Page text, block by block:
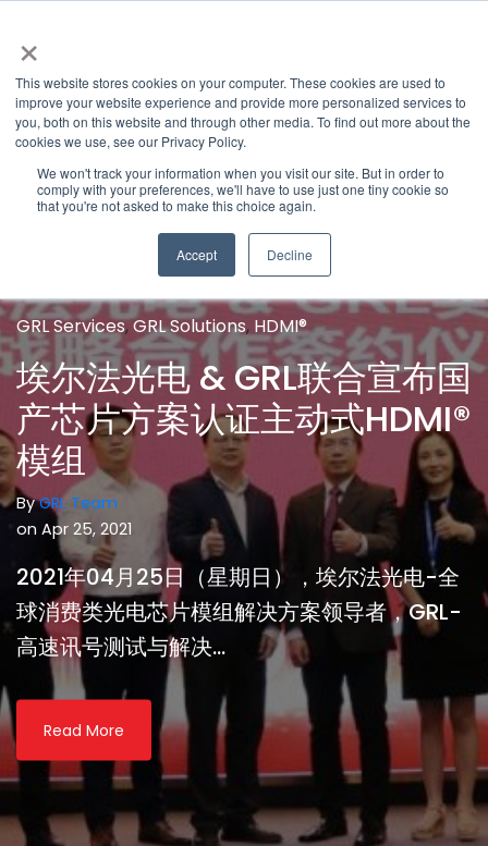
×
This website stores cookies on your computer. These cookies are used to
improve your website experience and provide more personalized services to
you, both on this website and through other media. To find out more about the
cookies we use, see our Privacy Policy.
We won't track your information when you visit our site. But in order to
comply with your preferences, we'll have to use just one tiny cookie so
that you're not asked to make this choice again.
Accept Decline
Latest News
GRL Services,GRL Solutions, HDMI®
埃尔法光电 & GRL联合宣布国
产芯片方案认证主动式HDMI®
模组
ByGRL Team
on Apr 25, 2021
2021年04月25日（星期日），埃尔法光电-全
球消费类光电芯片模组解决方案领导者，GRL-
高速讯号测试与解决...
Read More